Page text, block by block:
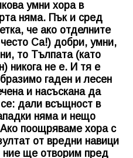
умни хора в
няма. Пък и сред
че ако отделните
Са!) добри, умни,
то Тълпата (като
никога не е. И тя е
гаден и лесен
и насъскана да
дали всъщност в
няма и нещо
поощряваме хора с
от вредни навици
ние ще отворим пред